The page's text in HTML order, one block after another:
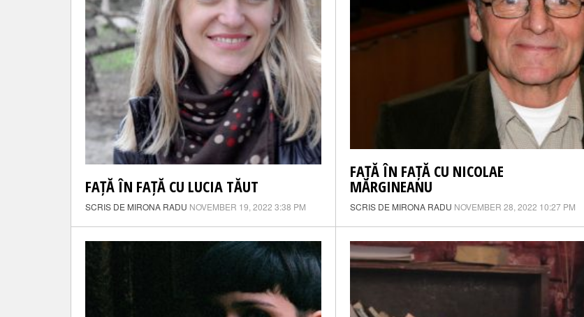
FAȚĂ ÎN FAȚĂ CU NICOLAE
MĂRGINEANU
SCRIS DE MIRONA RADU NOVEMBER 28, 2022 10:27 PM
FAȚĂ ÎN FAȚĂ CU LUCIA TĂUT
SCRIS DE MIRONA RADU NOVEMBER 19, 2022 3:38 PM